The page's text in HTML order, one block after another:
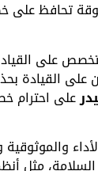
تحافظ
على القيادة
القيادة
على احترام
والموثوقية
مثل